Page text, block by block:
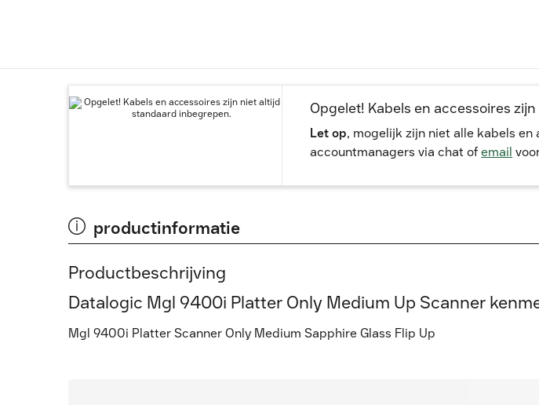
Opgelet! Kabels en accessoires
Let op, mogelijk zijn niet alle kabels
accountmanagers via chat ofemail
productinformatie
Productbeschrijving
Datalogic Mgl 9400i Platter Only Medium Up Scanner
Mgl 9400i Platter Scanner Only Medium Sapphire Glass Flip Up